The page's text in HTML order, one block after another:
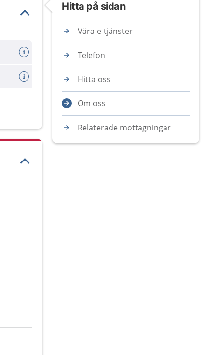
Hitta på sidan
Våra e-tjänster
Telefon
Hitta oss
Om oss
Relaterade mottagningar